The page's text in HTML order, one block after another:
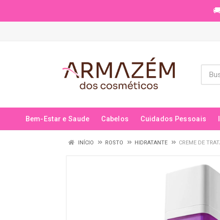
Bem-Estar e Saude Cabelos Cuidados Pessoais
INÍCIO ROSTO HIDRATANTE CREME DE